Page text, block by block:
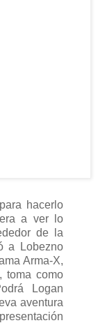
hacerlo
a ver lo
de la
a Lobezno
Arma-X,
toma como
Logan
aventura